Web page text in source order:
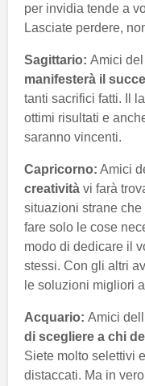
per invidia tende a
Lasciate perdere,
Sagittario: Amici
manifesterà il
tanti sacrifici fatti. Il
ottimi risultati e
saranno vincenti.
Capricorno: Amici
creatività vi farà
situazioni strane
fare solo le cose
modo di dedicare il
stessi. Con gli altri
le soluzioni migliori
Acquario: Amici
di scegliere a chi
Siete molto selettivi
distaccati. Ma in